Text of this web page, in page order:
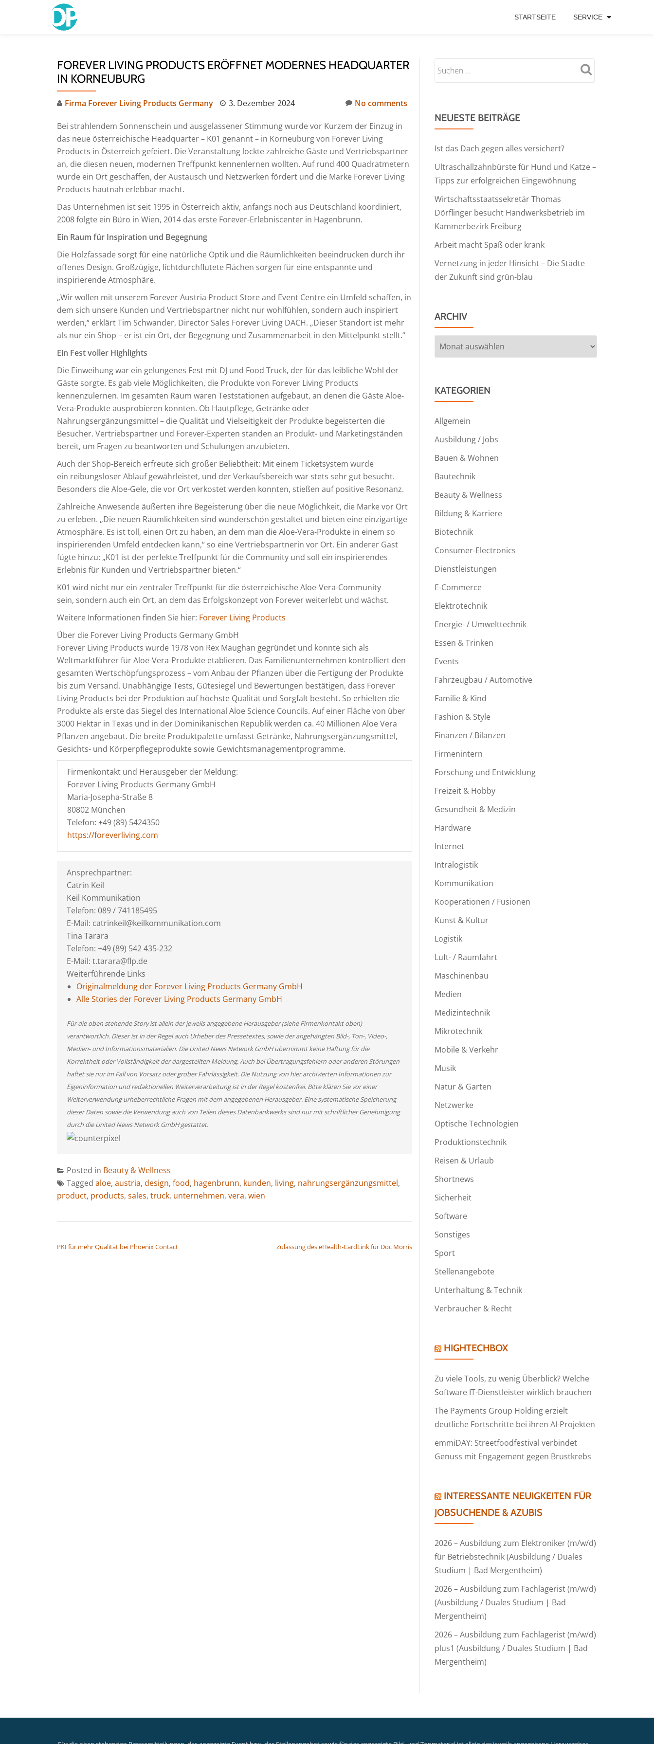
STARTSEITE SERVICE
FOREVER LIVING PRODUCTS ERÖFFNET MODERNES HEADQUARTER
IN KORNEUBURG
Firma Forever Living Products Germany 3. Dezember 2024 No comments
Bei strahlendem Sonnenschein und ausgelassener Stimmung wurde vor Kurzem der Einzug in
das neue österreichische Headquarter – K01 genannt – in Korneuburg von Forever Living
Products in Österreich gefeiert. Die Veranstaltung lockte zahlreiche Gäste und Vertriebspartner
an, die diesen neuen, modernen Treffpunkt kennenlernen wollten. Auf rund 400 Quadratmetern
wurde ein Ort geschaffen, der Austausch und Netzwerken fördert und die Marke Forever Living
Products hautnah erlebbar macht.
Das Unternehmen ist seit 1995 in Österreich aktiv, anfangs noch aus Deutschland koordiniert,
2008 folgte ein Büro in Wien, 2014 das erste Forever-Erlebniscenter in Hagenbrunn.
Ein Raum für Inspiration und Begegnung
Die Holzfassade sorgt für eine natürliche Optik und die Räumlichkeiten beeindrucken durch ihr
offenes Design. Großzügige, lichtdurchflutete Flächen sorgen für eine entspannte und
inspirierende Atmosphäre.
„Wir wollen mit unserem Forever Austria Product Store and Event Centre ein Umfeld schaffen, in
dem sich unsere Kunden und Vertriebspartner nicht nur wohlfühlen, sondern auch inspiriert
werden,“ erklärt Tim Schwander, Director Sales Forever Living DACH. „Dieser Standort ist mehr
als nur ein Shop – er ist ein Ort, der Begegnung und Zusammenarbeit in den Mittelpunkt stellt.“
Ein Fest voller Highlights
Die Einweihung war ein gelungenes Fest mit DJ und Food Truck, der für das leibliche Wohl der
Gäste sorgte. Es gab viele Möglichkeiten, die Produkte von Forever Living Products
kennenzulernen. Im gesamten Raum waren Teststationen aufgebaut, an denen die Gäste Aloe-
Vera-Produkte ausprobieren konnten. Ob Hautpflege, Getränke oder
Nahrungsergänzungsmittel – die Qualität und Vielseitigkeit der Produkte begeisterten die
Besucher. Vertriebspartner und Forever-Experten standen an Produkt- und Marketingständen
bereit, um Fragen zu beantworten und Schulungen anzubieten.
Auch der Shop-Bereich erfreute sich großer Beliebtheit: Mit einem Ticketsystem wurde
ein reibungsloser Ablauf gewährleistet, und der Verkaufsbereich war stets sehr gut besucht.
Besonders die Aloe-Gele, die vor Ort verkostet werden konnten, stießen auf positive Resonanz.
Zahlreiche Anwesende äußerten ihre Begeisterung über die neue Möglichkeit, die Marke vor Ort
zu erleben. „Die neuen Räumlichkeiten sind wunderschön gestaltet und bieten eine einzigartige
Atmosphäre. Es ist toll, einen Ort zu haben, an dem man die Aloe-Vera-Produkte in einem so
inspirierenden Umfeld entdecken kann,“ so eine Vertriebspartnerin vor Ort. Ein anderer Gast
fügte hinzu: „K01 ist der perfekte Treffpunkt für die Community und soll ein inspirierendes
Erlebnis für Kunden und Vertriebspartner bieten.“
K01 wird nicht nur ein zentraler Treffpunkt für die österreichische Aloe-Vera-Community
sein, sondern auch ein Ort, an dem das Erfolgskonzept von Forever weiterlebt und wächst.
Weitere Informationen finden Sie hier: Forever Living Products
Über die Forever Living Products Germany GmbH
Forever Living Products wurde 1978 von Rex Maughan gegründet und konnte sich als
Weltmarktführer für Aloe-Vera-Produkte etablieren. Das Familienunternehmen kontrolliert den
gesamten Wertschöpfungsprozess – vom Anbau der Pflanzen über die Fertigung der Produkte
bis zum Versand. Unabhängige Tests, Gütesiegel und Bewertungen bestätigen, dass Forever
Living Products bei der Produktion auf höchste Qualität und Sorgfalt besteht. So erhielten die
Produkte als erste das Siegel des International Aloe Science Councils. Auf einer Fläche von über
3000 Hektar in Texas und in der Dominikanischen Republik werden ca. 40 Millionen Aloe Vera
Pflanzen angebaut. Die breite Produktpalette umfasst Getränke, Nahrungsergänzungsmittel,
Gesichts- und Körperpflegeprodukte sowie Gewichtsmanagementprogramme.
Firmenkontakt und Herausgeber der Meldung:
Forever Living Products Germany GmbH
Maria-Josepha-Straße 8
80802 München
Telefon: +49 (89) 5424350
https://foreverliving.com
Ansprechpartner:
Catrin Keil
Keil Kommunikation
Telefon: 089 / 741185495
E-Mail: catrinkeil@keilkommunikation.com
Tina Tarara
Telefon: +49 (89) 542 435-232
E-Mail: t.tarara@flp.de
Weiterführende Links
Originalmeldung der Forever Living Products Germany GmbH
Alle Stories der Forever Living Products Germany GmbH
Für die oben stehende Story ist allein der jeweils angegebene Herausgeber (siehe Firmenkontakt oben)
verantwortlich. Dieser ist in der Regel auch Urheber des Pressetextes, sowie der angehängten Bild-, Ton-, Video-,
Medien- und Informationsmaterialien. Die United News Network GmbH übernimmt keine Haftung für die
Korrektheit oder Vollständigkeit der dargestellten Meldung. Auch bei Übertragungsfehlern oder anderen Störungen
haftet sie nur im Fall von Vorsatz oder grober Fahrlässigkeit. Die Nutzung von hier archivierten Informationen zur
Eigeninformation und redaktionellen Weiterverarbeitung ist in der Regel kostenfrei. Bitte klären Sie vor einer
Weiterverwendung urheberrechtliche Fragen mit dem angegebenen Herausgeber. Eine systematische Speicherung
dieser Daten sowie die Verwendung auch von Teilen dieses Datenbankwerks sind nur mit schriftlicher Genehmigung
durch die United News Network GmbH gestattet.
Posted in Beauty & Wellness
Tagged aloe, austria, design, food, hagenbrunn, kunden, living, nahrungsergänzungsmittel,
product, products, sales, truck, unternehmen, vera, wien
PKI für mehr Qualität bei Phoenix Contact Zulassung des eHealth-CardLink für Doc Morris
NEUESTE BEITRÄGE
Ist das Dach gegen alles versichert?
Ultraschallzahnbürste für Hund und Katze –
Tipps zur erfolgreichen Eingewöhnung
Wirtschaftsstaatssekretär Thomas
Dörflinger besucht Handwerksbetrieb im
Kammerbezirk Freiburg
Arbeit macht Spaß oder krank
Vernetzung in jeder Hinsicht – Die Städte
der Zukunft sind grün-blau
ARCHIV
Archiv
KATEGORIEN
Allgemein
Ausbildung / Jobs
Bauen & Wohnen
Bautechnik
Beauty & Wellness
Bildung & Karriere
Biotechnik
Consumer-Electronics
Dienstleistungen
E-Commerce
Elektrotechnik
Energie- / Umwelttechnik
Essen & Trinken
Events
Fahrzeugbau / Automotive
Familie & Kind
Fashion & Style
Finanzen / Bilanzen
Firmenintern
Forschung und Entwicklung
Freizeit & Hobby
Gesundheit & Medizin
Hardware
Internet
Intralogistik
Kommunikation
Kooperationen / Fusionen
Kunst & Kultur
Logistik
Luft- / Raumfahrt
Maschinenbau
Medien
Medizintechnik
Mikrotechnik
Mobile & Verkehr
Musik
Natur & Garten
Netzwerke
Optische Technologien
Produktionstechnik
Reisen & Urlaub
Shortnews
Sicherheit
Software
Sonstiges
Sport
Stellenangebote
Unterhaltung & Technik
Verbraucher & Recht
HIGHTECHBOX
Zu viele Tools, zu wenig Überblick? Welche
Software IT-Dienstleister wirklich brauchen
The Payments Group Holding erzielt
deutliche Fortschritte bei ihren AI-Projekten
emmiDAY: Streetfoodfestival verbindet
Genuss mit Engagement gegen Brustkrebs
INTERESSANTE NEUIGKEITEN FÜR
JOBSUCHENDE & AZUBIS
2026 – Ausbildung zum Elektroniker (m/w/d)
für Betriebstechnik (Ausbildung / Duales
Studium | Bad Mergentheim)
2026 – Ausbildung zum Fachlagerist (m/w/d)
(Ausbildung / Duales Studium | Bad
Mergentheim)
2026 – Ausbildung zum Fachlagerist (m/w/d)
plus1 (Ausbildung / Duales Studium | Bad
Mergentheim)